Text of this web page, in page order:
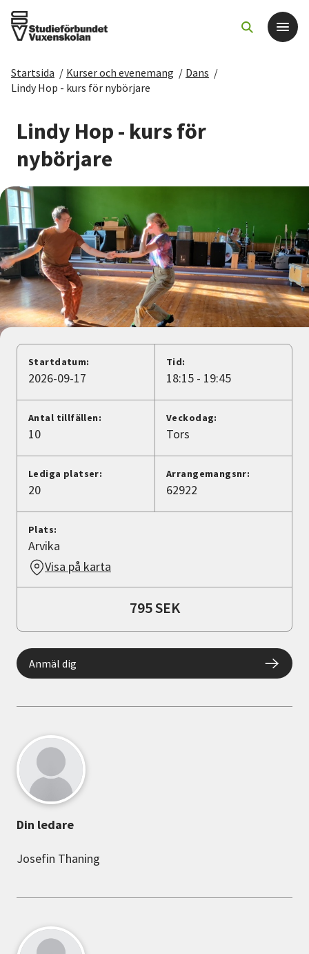
Det här gör vi
För dig som
Sök kurser och evenemang
Om SV
Starta studiecirkel
Cirkelledare
Nyheter
Avdelningar
Lyssna
Startsida / Kurser och evenemang / Dans /
Lindy Hop - kurs för nybörjare
Lindy Hop - kurs för
nybörjare
Startdatum:
2026-09-17
Tid:
18:15 - 19:45
Antal tillfällen:
10
Veckodag:
Tors
Lediga platser:
20
Arrangemangsnr:
62922
Plats:
Arvika
Visa på karta
795 SEK
Anmäl dig
Din ledare
Josefin Thaning